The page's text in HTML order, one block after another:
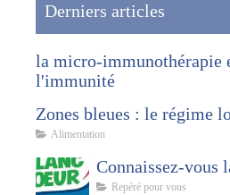
Derniers articles
la micro-immunothérapie
l'immunité
Zones bleues : le régime
Alimentation
Connaissez-vous
Repéré pour vous